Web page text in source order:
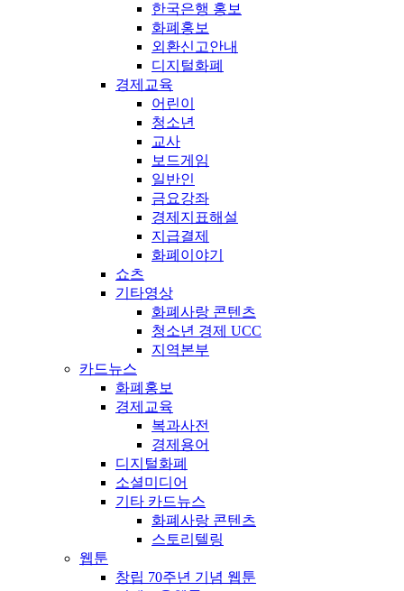
한국은행 홍보
화폐홍보
외환신고안내
디지털화폐
경제교육
어린이
청소년
교사
보드게임
일반인
금요강좌
경제지표해설
지급결제
화폐이야기
쇼츠
기타영상
화폐사랑 콘텐츠
청소년 경제 UCC
지역본부
카드뉴스
화폐홍보
경제교육
복과사전
경제용어
디지털화폐
소셜미디어
기타 카드뉴스
화폐사랑 콘텐츠
스토리텔링
웹툰
창립 70주년 기념 웹툰